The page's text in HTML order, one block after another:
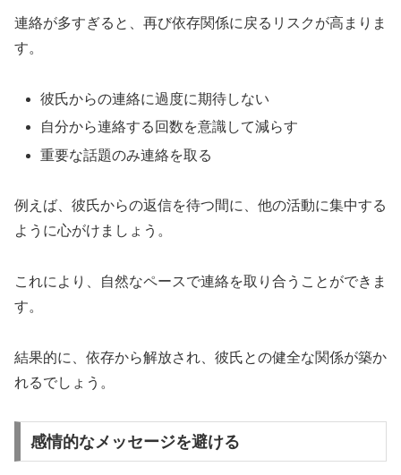
連絡が多すぎると、再び依存関係に戻るリスクが高まりま
す。
彼氏からの連絡に過度に期待しない
自分から連絡する回数を意識して減らす
重要な話題のみ連絡を取る
例えば、彼氏からの返信を待つ間に、他の活動に集中する
ように心がけましょう。
これにより、自然なペースで連絡を取り合うことができま
す。
結果的に、依存から解放され、彼氏との健全な関係が築か
れるでしょう。
感情的なメッセージを避ける